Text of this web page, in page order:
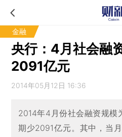
金融
央行：4月社会融
2091亿元
2014年05月12日 16:36
2014年4月份社会融资规模
期少2091亿元。其中，当